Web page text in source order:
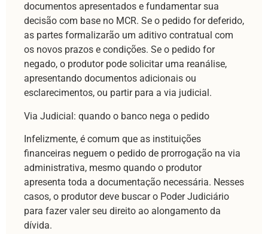
documentos apresentados e fundamentar sua
decisão com base no MCR. Se o pedido for deferido,
as partes formalizarão um aditivo contratual com
os novos prazos e condições. Se o pedido for
negado, o produtor pode solicitar uma reanálise,
apresentando documentos adicionais ou
esclarecimentos, ou partir para a via judicial.
Via Judicial: quando o banco nega o pedido
Infelizmente, é comum que as instituições
financeiras neguem o pedido de prorrogação na via
administrativa, mesmo quando o produtor
apresenta toda a documentação necessária. Nesses
casos, o produtor deve buscar o Poder Judiciário
para fazer valer seu direito ao alongamento da
dívida.